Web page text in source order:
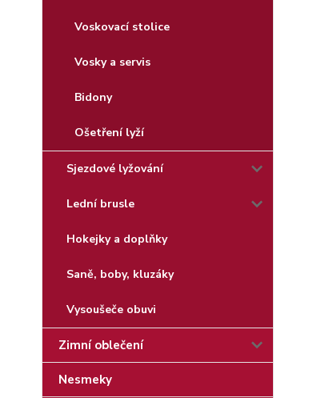
Voskovací stolice
Vosky a servis
Bidony
Ošetření lyží
Sjezdové lyžování
Lední brusle
Hokejky a doplňky
Saně, boby, kluzáky
Vysoušeče obuvi
Zimní oblečení
Nesmeky